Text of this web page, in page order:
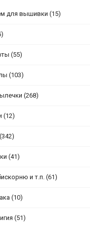
для вышивки (15)
(55)
(103)
(268)
(12)
(342)
(41)
и т.п. (61)
(10)
(51)